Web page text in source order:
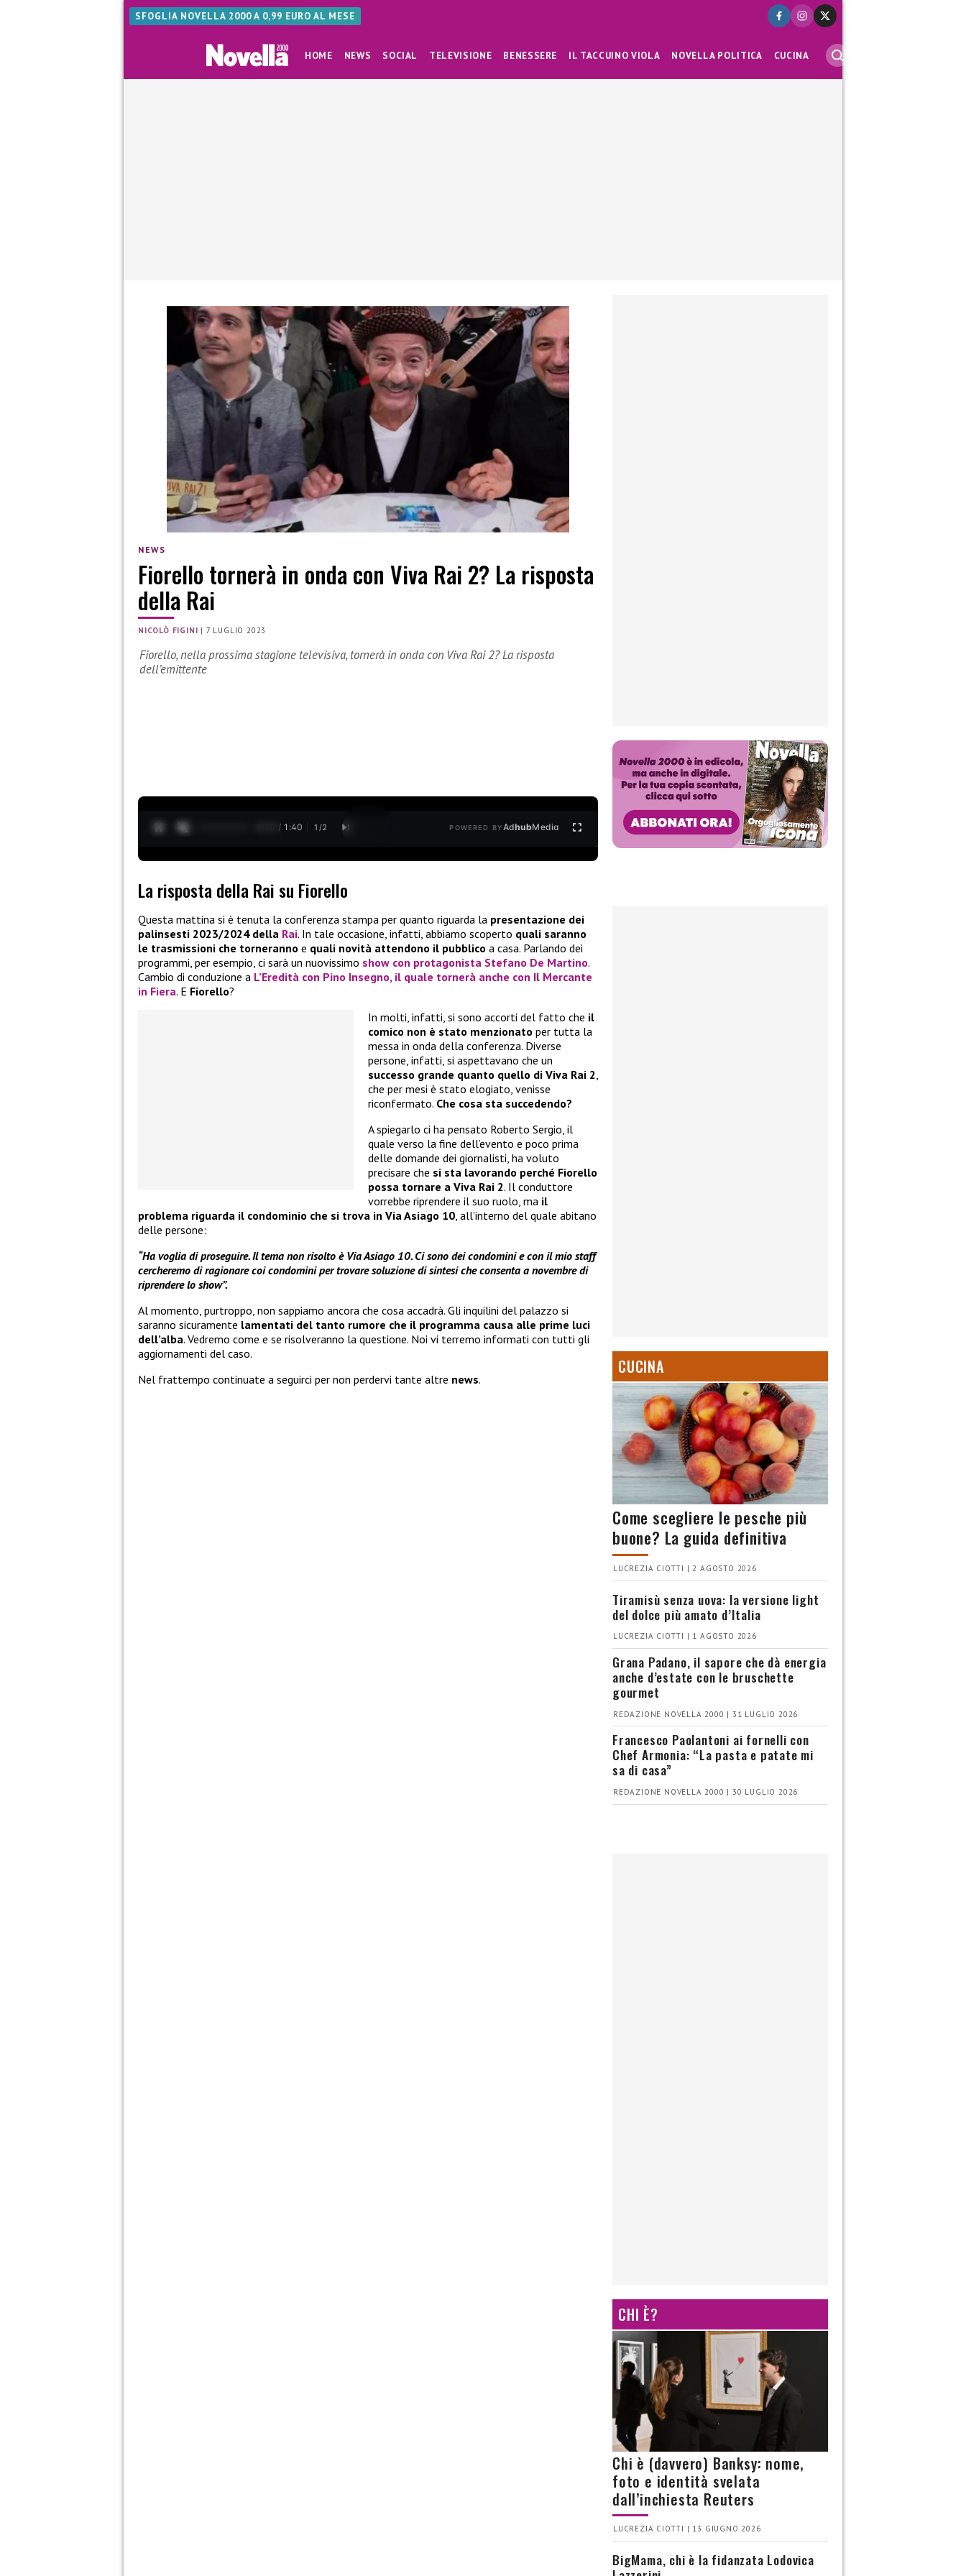
SFOGLIA NOVELLA 2000 A 0,99 EURO AL MESE
HOME NEWS SOCIAL TELEVISIONE BENESSERE IL TACCUINO VIOLA NOVELLA POLITICA CUCINA
NEWS
Fiorello tornerà in onda con Viva Rai 2? La risposta
della Rai
NICOLÒ FIGINI | 7 LUGLIO 2023
Fiorello, nella prossima stagione televisiva, tornerà in onda con Viva Rai 2? La risposta
dell’emittente
0:13 / 1:40 1 /2 POWERED BYAdhubMedia
La risposta della Rai su Fiorello
Questa mattina si è tenuta la conferenza stampa per quanto riguarda la presentazione dei
palinsesti 2023/2024 della Rai. In tale occasione, infatti, abbiamo scoperto quali saranno
le trasmissioni che torneranno e quali novità attendono il pubblico a casa. Parlando dei
programmi, per esempio, ci sarà un nuovissimo show con protagonista Stefano De Martino.
Cambio di conduzione a L’Eredità con Pino Insegno, il quale tornerà anche con Il Mercante
in Fiera. E Fiorello?
In molti, infatti, si sono accorti del fatto che il
comico non è stato menzionato per tutta la
messa in onda della conferenza. Diverse
persone, infatti, si aspettavano che un
successo grande quanto quello di Viva Rai 2,
che per mesi è stato elogiato, venisse
riconfermato. Che cosa sta succedendo?
A spiegarlo ci ha pensato Roberto Sergio, il
quale verso la fine dell’evento e poco prima
delle domande dei giornalisti, ha voluto
precisare che si sta lavorando perché Fiorello
possa tornare a Viva Rai 2. Il conduttore
vorrebbe riprendere il suo ruolo, ma il
problema riguarda il condominio che si trova in Via Asiago 10, all’interno del quale abitano
delle persone:
“Ha voglia di proseguire. Il tema non risolto è Via Asiago 10. Ci sono dei condomini e con il mio staff
cercheremo di ragionare coi condomini per trovare soluzione di sintesi che consenta a novembre di
riprendere lo show”.
Al momento, purtroppo, non sappiamo ancora che cosa accadrà. Gli inquilini del palazzo si
saranno sicuramente lamentati del tanto rumore che il programma causa alle prime luci
dell’alba. Vedremo come e se risolveranno la questione. Noi vi terremo informati con tutti gli
aggiornamenti del caso.
Nel frattempo continuate a seguirci per non perdervi tante altre news.
CUCINA
Come scegliere le pesche più
buone? La guida definitiva
LUCREZIA CIOTTI | 2 AGOSTO 2026
Tiramisù senza uova: la versione light
del dolce più amato d’Italia
LUCREZIA CIOTTI | 1 AGOSTO 2026
Grana Padano, il sapore che dà energia
anche d’estate con le bruschette
gourmet
REDAZIONE NOVELLA 2000 | 31 LUGLIO 2026
Francesco Paolantoni ai fornelli con
Chef Armonia: “La pasta e patate mi
sa di casa”
REDAZIONE NOVELLA 2000 | 30 LUGLIO 2026
CHI È?
Chi è (davvero) Banksy: nome,
foto e identità svelata
dall’inchiesta Reuters
LUCREZIA CIOTTI | 13 GIUGNO 2026
BigMama, chi è la fidanzata Lodovica